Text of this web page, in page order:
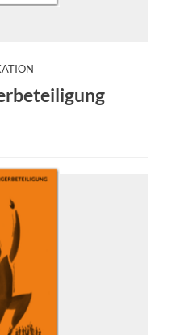
: Dann